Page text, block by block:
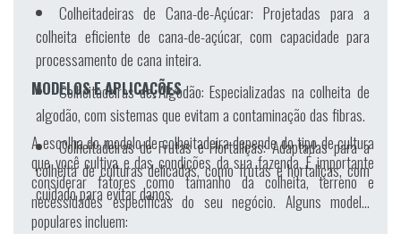
Colheitadeiras de Cana-de-Açúcar: Projetadas para a
colheita eficiente de cana-de-açúcar, com capacidade para
processamento de cana inteira.
Colheitadeiras de Algodão: Especializadas na colheita de
algodão, com sistemas que evitam a contaminação das fibras.
Colheitadeiras de Frutas e Hortaliças: Adaptadas para a
colheita de culturas delicadas, como frutas e hortaliças, com
cuidado para evitar danos.
MODELOS E APLICAÇÕES
A escolha do modelo de colheitadeira depende do tipo de cultura
que você cultiva e das condições da sua fazenda. É importante
considerar fatores como tamanho da colheita, terreno e
necessidades específicas do seu negócio. Alguns modelos
populares incluem: